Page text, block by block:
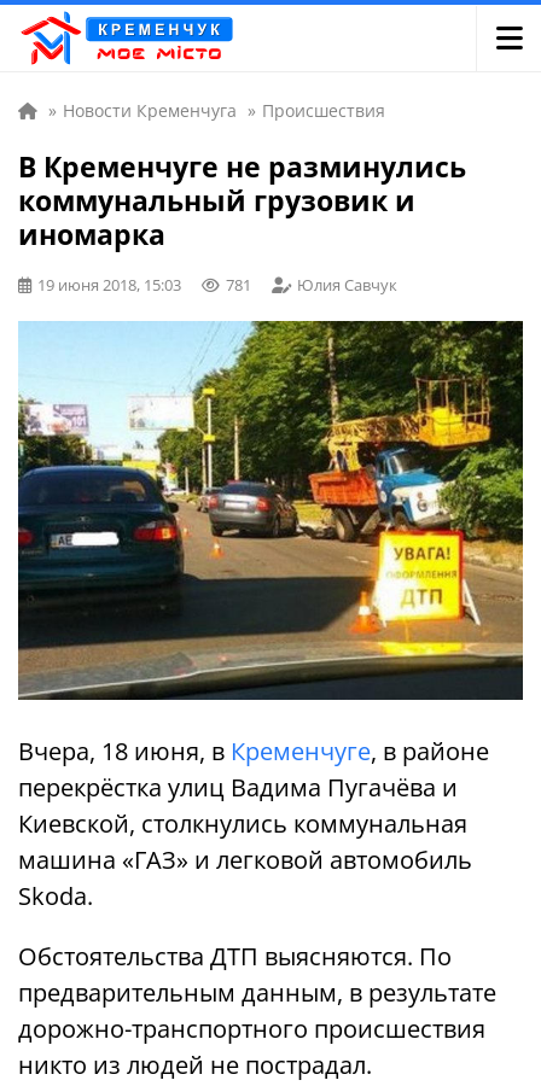
» Новости Кременчуга » Происшествия
В Кременчуге не разминулись
коммунальный грузовик и
иномарка
19 июня 2018, 15:03 781 Юлия Савчук
Вчера, 18 июня, в Кременчуге, в районе
перекрёстка улиц Вадима Пугачёва и
Киевской, столкнулись коммунальная
машина «ГАЗ» и легковой автомобиль
Skoda.
Обстоятельства ДТП выясняются. По
предварительным данным, в результате
дорожно-транспортного происшествия
никто из людей не пострадал.